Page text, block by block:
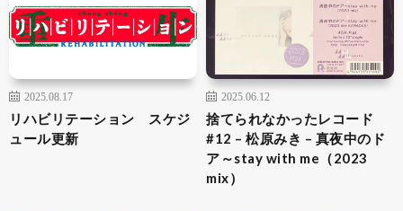
2025.08.17
リハビリテーション スケジ
ュール更新
2025.06.12
捨てられなかったレコード
#12 – 松原みき – 真夜中のド
ア～stay with me（2023
mix）